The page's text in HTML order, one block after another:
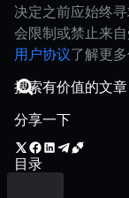
决定之前应始终
会限制或禁止来
用户协议了解更多
分享一下
目录